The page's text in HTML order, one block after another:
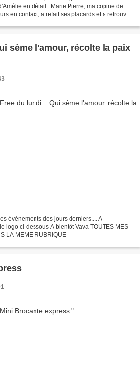
en détail : Marie Pierre, ma copine de
en contact, a refait ses placards et a retrouvé
sème l'amour, récolte la paix
évènements des jours derniers.... A
bientôt Vava TOUTES MES
LA MEME RUBRIQUE